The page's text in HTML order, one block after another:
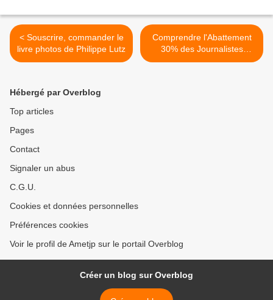
< Souscrire, commander le
livre photos de Philippe Lutz
Comprendre l'Abattement
30% des Journalistes
Pigistes >
Hébergé par Overblog
Top articles
Pages
Contact
Signaler un abus
C.G.U.
Cookies et données personnelles
Préférences cookies
Voir le profil de Ametjp sur le portail Overblog
Créer un blog sur Overblog